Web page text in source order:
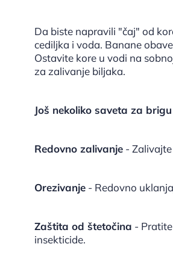
Da biste napravili "čaj" od
cediljka i voda. Banane
Ostavite kore u vodi na
za zalivanje biljaka.
Još nekoliko saveta za
Redovno zalivanje -
Orezivanje - Redovno
Zaštita od štetočina -
insekticide.